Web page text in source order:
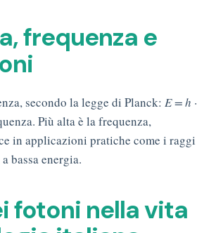
frequenza e
secondo la legge di Planck: E = h ·
Più alta è la frequenza,
in applicazioni pratiche come i raggi
bassa energia.
fotoni nella vita